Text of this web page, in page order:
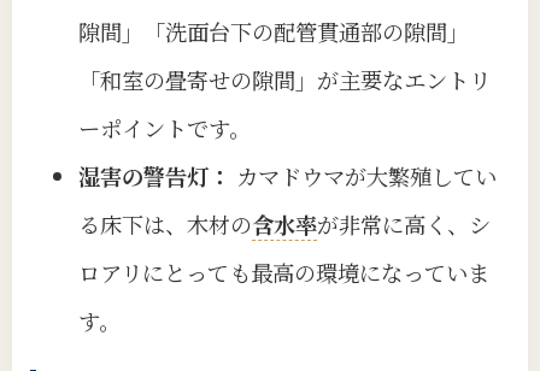
隙間」「洗面台下の配管貫通部の隙間」
「和室の畳寄せの隙間」が主要なエントリ
ーポイントです。
湿害の警告灯： カマドウマが大繁殖してい
る床下は、木材の含水率が非常に高く、シ
ロアリにとっても最高の環境になっていま
す。